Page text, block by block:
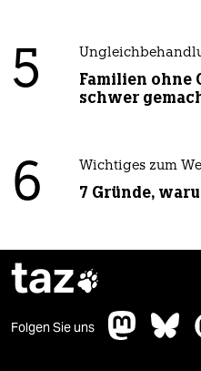
5
Familien ohne
schwer
6 Wichtiges zum
7 Gründe,
taz
Folgen Sie uns